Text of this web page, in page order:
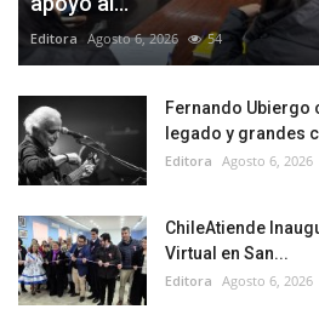
Editora Agosto 6, 2026 54
Fernando Ubiergo
legado y grandes
Editora Agosto 6, 2026
ChileAtiende
Virtual en San...
Editora Agosto 6, 2026